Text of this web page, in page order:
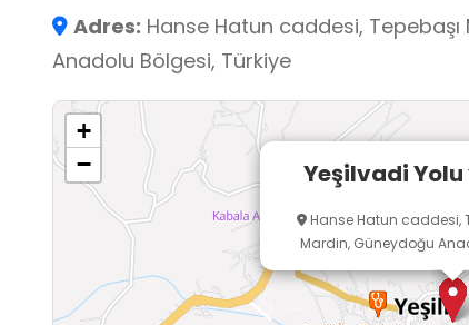
Adres: Hanse Hatun caddesi,
Anadolu Bölgesi, Türkiye
Yeşilvadi Yolu
Hanse Hatun caddesi,
Mardin, Güneydoğu
+
−